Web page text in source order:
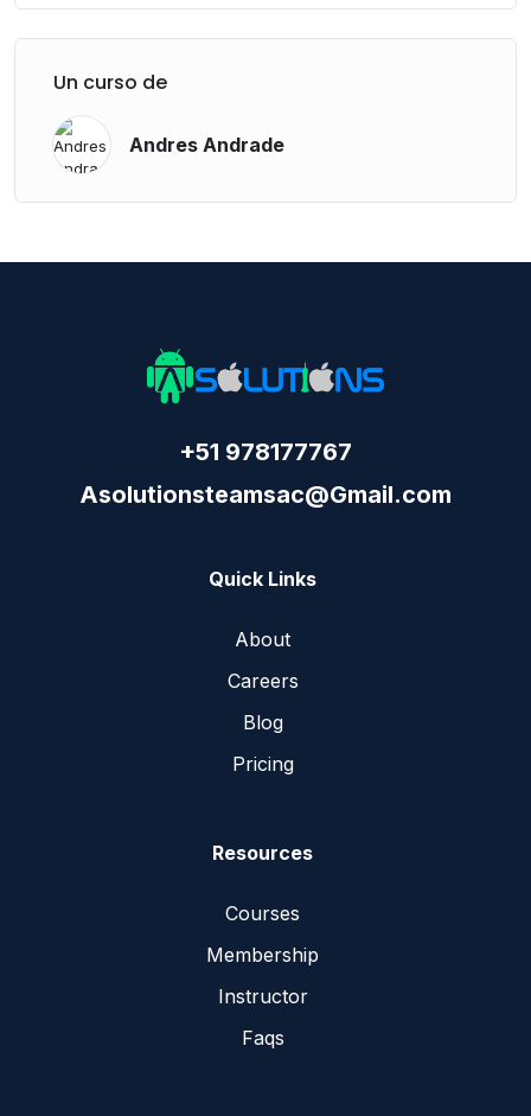
Un curso de
Andres Andrade
+51 978177767
Asolutionsteamsac@Gmail.com
Quick Links
About
Careers
Blog
Pricing
Resources
Courses
Membership
Instructor
Faqs